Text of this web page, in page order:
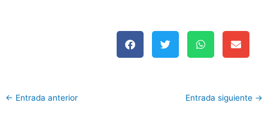
← Entrada anterior Entrada siguiente →